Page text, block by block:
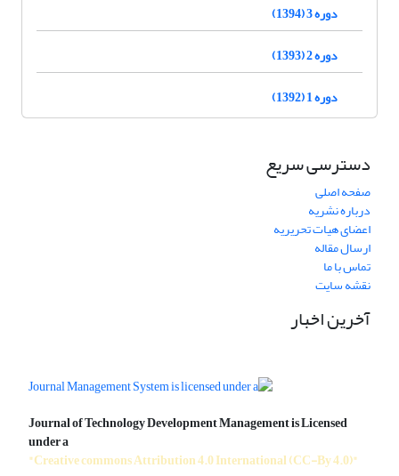
دوره 3 (1394)
دوره 2 (1393)
دوره 1 (1392)
دسترسی سریع
صفحه اصلی
درباره نشریه
اعضای هیات تحریریه
ارسال مقاله
تماس با ما
نقشه سایت
آخرین اخبار
Journal of Technology Development Management is Licensed
under a
"Creative commons Attribution 4.0 International (CC-By 4.0)"